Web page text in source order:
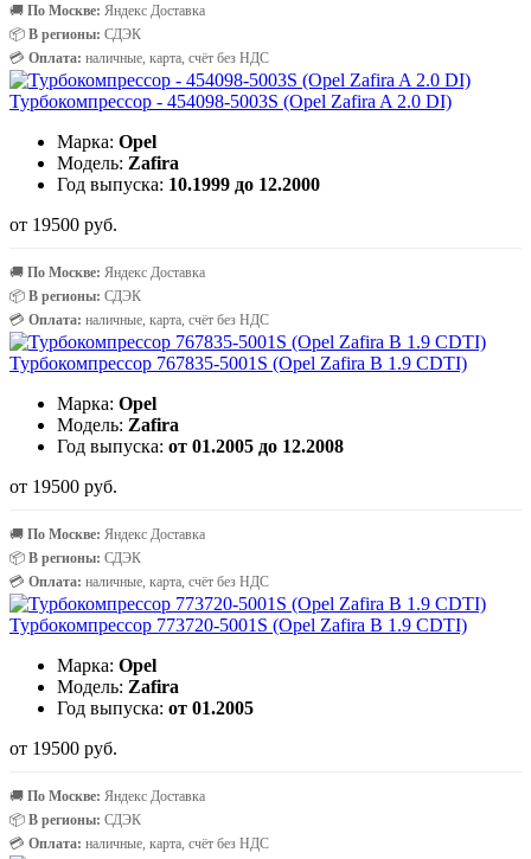
🚚 По Москве: Яндекс Доставка
📦 В регионы: СДЭК
💳 Оплата: наличные, карта, счёт без НДС
Турбокомпрессор - 454098-5003S (Opel Zafira A 2.0 DI)
Марка: Opel
Модель: Zafira
Год выпуска: 10.1999 до 12.2000
от 19500 руб.
🚚 По Москве: Яндекс Доставка
📦 В регионы: СДЭК
💳 Оплата: наличные, карта, счёт без НДС
Турбокомпрессор 767835-5001S (Opel Zafira B 1.9 CDTI)
Марка: Opel
Модель: Zafira
Год выпуска: от 01.2005 до 12.2008
от 19500 руб.
🚚 По Москве: Яндекс Доставка
📦 В регионы: СДЭК
💳 Оплата: наличные, карта, счёт без НДС
Турбокомпрессор 773720-5001S (Opel Zafira B 1.9 CDTI)
Марка: Opel
Модель: Zafira
Год выпуска: от 01.2005
от 19500 руб.
🚚 По Москве: Яндекс Доставка
📦 В регионы: СДЭК
💳 Оплата: наличные, карта, счёт без НДС